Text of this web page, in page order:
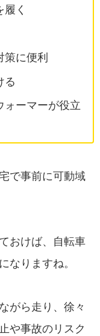
く
に便利
る
ォーマーが役立
で事前に可動域
おけば、自転車
なりますね。
がら走り、徐々
や事故のリスク